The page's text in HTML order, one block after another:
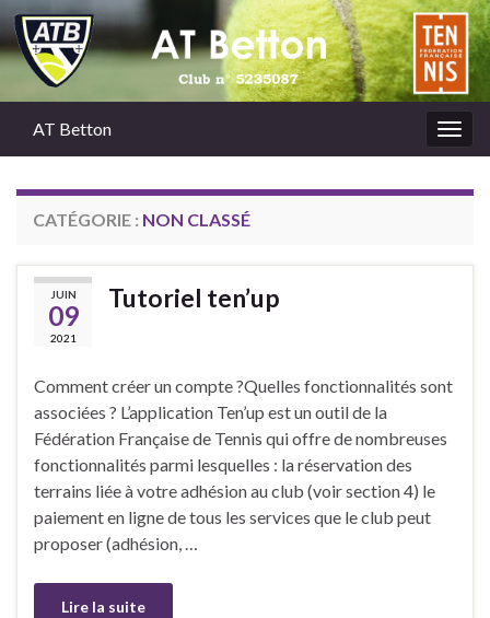
AT Betton
CATÉGORIE : NON CLASSÉ
JUIN
09
2021
Tutoriel ten’up
Comment créer un compte ?Quelles fonctionnalités sont
associées ? L’application Ten’up est un outil de la
Fédération Française de Tennis qui offre de nombreuses
fonctionnalités parmi lesquelles : la réservation des
terrains liée à votre adhésion au club (voir section 4) le
paiement en ligne de tous les services que le club peut
proposer (adhésion, …
Lire la suite